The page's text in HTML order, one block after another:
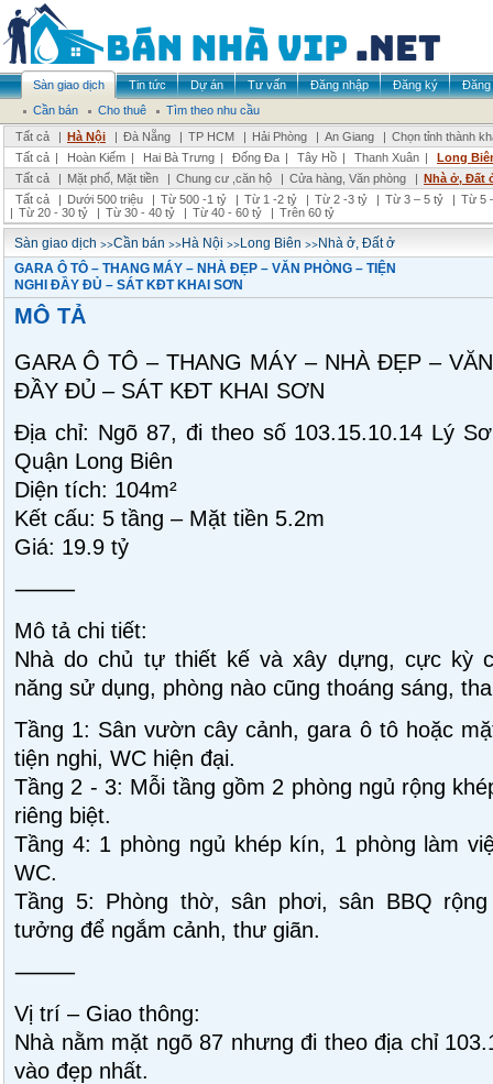
Sàn giao dịch Tin tức Dự án Tư vấn Đăng nhập Đăng ký
Đăng
Cần bán
Cho thuê
Tìm theo nhu cầu
Tất cả
| Hà Nội | Đà Nẵng | TP HCM | Hải Phòng | An Giang | Chọn tỉnh thành
Tất cả | Hoàn Kiếm | Hai Bà Trưng | Đống Đa | Tây Hồ | Thanh Xuân |
Long
Tất cả
| Mặt phố, Mặt tiền | Chung cư ,căn hộ | Cửa hàng, Văn phòng | Nhà ở, Đất
Tất cả
| Dưới 500 triệu | Từ 500 -1 tỷ | Từ 1 -2 tỷ | Từ 2 -3 tỷ | Từ 3 – 5 tỷ | Từ 5
| Từ 20 - 30 tỷ | Từ 30 - 40 tỷ | Từ 40 - 60 tỷ | Trên 60 tỷ
Sàn giao dịch >>Cần bán >>Hà Nội >>Long Biên >>Nhà ở, Đất ở
GARA Ô TÔ – THANG MÁY – NHÀ ĐẸP – VĂN PHÒNG – TIỆN
NGHI ĐẦY ĐỦ – SÁT KĐT KHAI SƠN
MÔ TẢ
GARA Ô TÔ – THANG MÁY – NHÀ ĐẸP –
ĐẦY ĐỦ – SÁT KĐT KHAI SƠN
Địa chỉ: Ngõ 87, đi theo số 103.15.10.14 Lý
Quận Long Biên
Diện tích: 104m²
Kết cấu: 5 tầng – Mặt tiền 5.2m
Giá: 19.9 tỷ
⸻
Mô tả chi tiết:
Nhà do chủ tự thiết kế và xây dựng, cực kỳ
năng sử dụng, phòng nào cũng thoáng sáng,
Tầng 1: Sân vườn cây cảnh, gara ô tô hoặc
tiện nghi, WC hiện đại.
Tầng 2 - 3: Mỗi tầng gồm 2 phòng ngủ rộng
riêng biệt.
Tầng 4: 1 phòng ngủ khép kín, 1 phòng làm
WC.
Tầng 5: Phòng thờ, sân phơi, sân BBQ
tưởng để ngắm cảnh, thư giãn.
⸻
Vị trí – Giao thông:
Nhà nằm mặt ngõ 87 nhưng đi theo địa chỉ
vào đẹp nhất.